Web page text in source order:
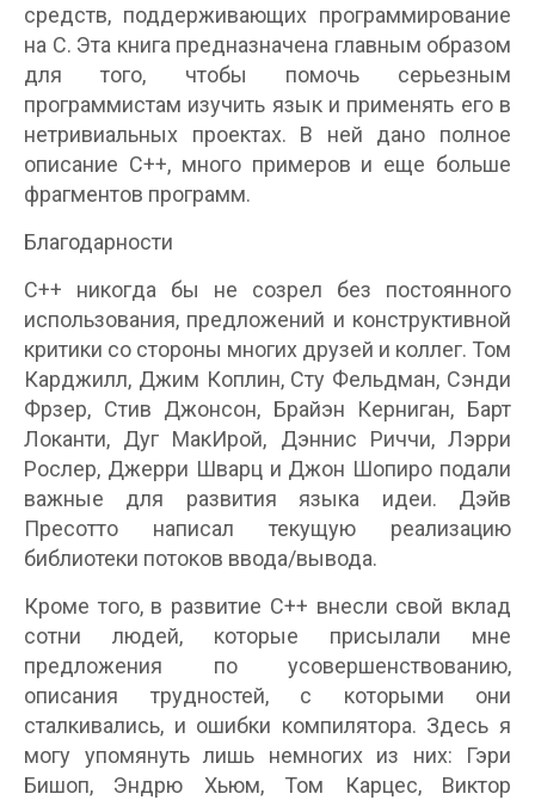
средств, поддерживающих программирование
на C. Эта книга предназначена главным образом
для того, чтобы помочь серьезным
программистам изучить язык и применять его в
нетривиальных проектах. В ней дано полное
описание С++, много примеров и еще больше
фрагментов программ.
Благодарности
С++ никогда бы не созрел без постоянного
использования, предложений и конструктивной
критики со стороны многих друзей и коллег. Том
Карджилл, Джим Коплин, Сту Фельдман, Сэнди
Фрзер, Стив Джонсон, Брайэн Керниган, Барт
Локанти, Дуг МакИрой, Дэннис Риччи, Лэрри
Рослер, Джерри Шварц и Джон Шопиро подали
важные для развития языка идеи. Дэйв
Пресотто написал текущую реализацию
библиотеки потоков ввода/вывода.
Кроме того, в развитие С++ внесли свой вклад
сотни людей, которые присылали мне
предложения по усовершенствованию,
описания трудностей, с которыми они
сталкивались, и ошибки компилятора. Здесь я
могу упомянуть лишь немногих из них: Гэри
Бишоп, Эндрю Хьюм, Том Карцес, Виктор